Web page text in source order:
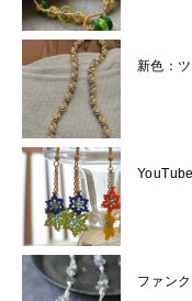
新色：
ファン